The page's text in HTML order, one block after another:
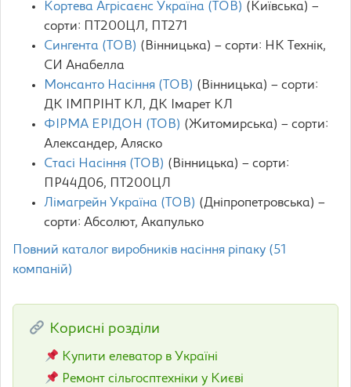
Кортева Агрісаєнс Україна (ТОВ) (Київська) –
сорти: ПТ200ЦЛ, ПТ271
Сингента (ТОВ) (Вінницька) – сорти: НК Технік,
СИ Анабелла
Монсанто Насіння (ТОВ) (Вінницька) – сорти:
ДК ІМПРІНТ КЛ, ДК Імарет КЛ
ФІРМА ЕРІДОН (ТОВ) (Житомирська) – сорти:
Александер, Аляско
Стасі Насіння (ТОВ) (Вінницька) – сорти:
ПР44Д06, ПТ200ЦЛ
Лімагрейн Україна (ТОВ) (Дніпропетровська) –
сорти: Aбсолют, Aкапулько
Повний каталог виробників насіння ріпаку (51
компаній)
Корисні розділи
Купити елеватор в Україні
Ремонт сільгосптехніки у Києві